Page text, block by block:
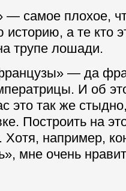
самое плохое,
а те кто
трупе лошади.
— да
И об
это так же
Построить на
Хотя, например,
мне очень